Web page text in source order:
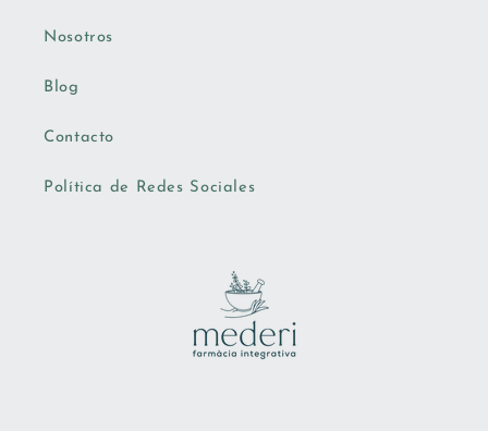
Nosotros
Blog
Contacto
Política de Redes Sociales